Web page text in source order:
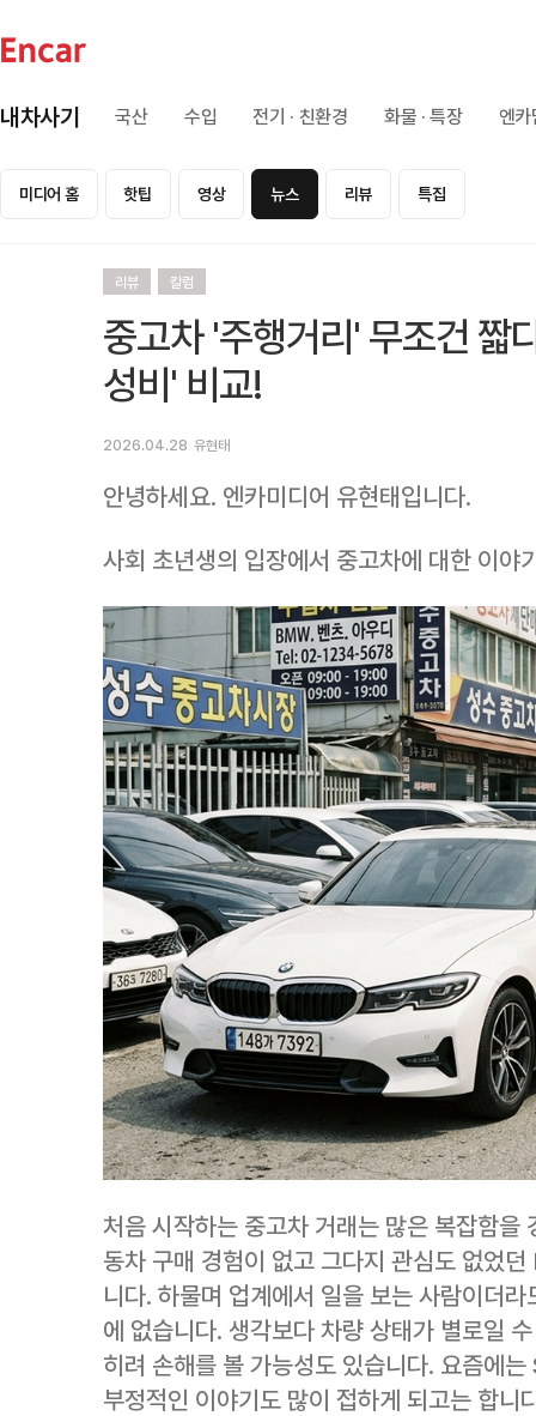
내차사기 국산 수입 전기 · 친환경 화물 · 특장 엔
미디어 홈 핫팁 영상 뉴스 리뷰 특집
리뷰 칼럼
중고차 '주행거리' 무조건 짧
성비' 비교!
2026.04.28 유현태
안녕하세요. 엔카미디어 유현태입니다.
사회 초년생의 입장에서 중고차에 대한 이야
처음 시작하는 중고차 거래는 많은 복잡함을
동차 구매 경험이 없고 그다지 관심도 없었
니다. 하물며 업계에서 일을 보는 사람이더
에 없습니다. 생각보다 차량 상태가 별로일
히려 손해를 볼 가능성도 있습니다. 요즘에
부정적인 이야기도 많이 접하게 되고는 합니